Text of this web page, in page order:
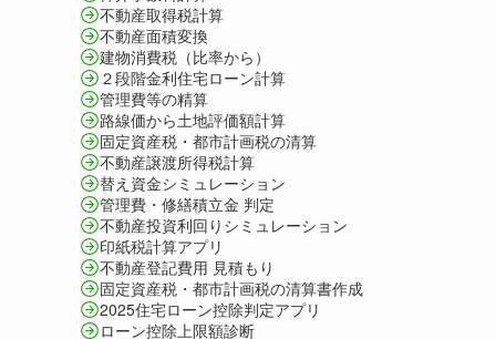
不動産取得税計算
不動産面積変換
建物消費税（比率から）
２段階金利住宅ローン計算
管理費等の精算
路線価から土地評価額計算
固定資産税・都市計画税の清算
不動産譲渡所得税計算
替え資金シミュレーション
管理費・修繕積立金 判定
不動産投資利回りシミュレーション
印紙税計算アプリ
不動産登記費用 見積もり
固定資産税・都市計画税の清算書作成
2025住宅ローン控除判定アプリ
ローン控除上限額診断